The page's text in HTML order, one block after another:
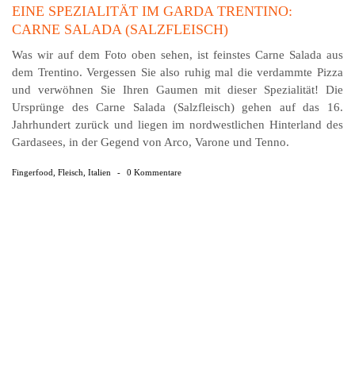
EINE SPEZIALITÄT IM GARDA TRENTINO:
CARNE SALADA (SALZFLEISCH)
Was wir auf dem Foto oben sehen, ist feinstes Carne Salada aus
dem Trentino. Vergessen Sie also ruhig mal die verdammte Pizza
und verwöhnen Sie Ihren Gaumen mit dieser Spezialität! Die
Ursprünge des Carne Salada (Salzfleisch) gehen auf das 16.
Jahrhundert zurück und liegen im nordwestlichen Hinterland des
Gardasees, in der Gegend von Arco, Varone und Tenno.
Fingerfood Fleisch Italien - 0 Kommentare